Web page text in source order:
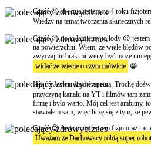
Cześć 🙂 obecnie jestem na 4 roku
Wiedzy na temat tworzenia skutecznych
Część 😊 no to łamiemy to lody 😉
na powierzchni. Wiem, że wiele błędów
zwyczajnie brak mi weny być może
widać że wiecie o czym mówicie 😁
Hej 🙂 Jestem fizjoterapeutą. Trochę
przyczyną kanału na YT i filmów tam
firmę i było warto. Mój cel jest ambitny,
stawiałem sam, więc liczę się z tym, że
Cześć 😊 Jestem magistrem fizjo oraz
Uważam że Dachowscy robią super